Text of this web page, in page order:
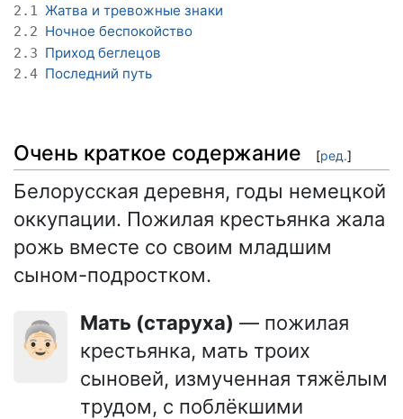
2.1 Жатва и тревожные знаки
2.2 Ночное беспокойство
2.3 Приход беглецов
2.4 Последний путь
Очень краткое содержание [ред.]
Белорусская деревня, годы немецкой
оккупации. Пожилая крестьянка жала
рожь вместе со своим младшим
сыном-подростком.
👵🏻 Мать (старуха) — пожилая
крестьянка, мать троих
сыновей, измученная тяжёлым
трудом, с поблёкшими